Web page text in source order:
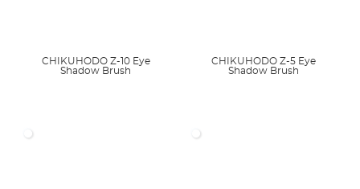
CHIKUHODO Z-10 Eye
Shadow Brush
CHIKUHODO Z-5 Eye
Shadow Brush